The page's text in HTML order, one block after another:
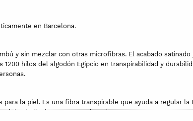
en Barcelona.
y sin mezclar con otras microfibras. El acabado
hilos del algodón Egipcio en transpirabilidad y
la piel. Es una fibra transpirable que ayuda a regular
del cabello, las arrugas y el acné.